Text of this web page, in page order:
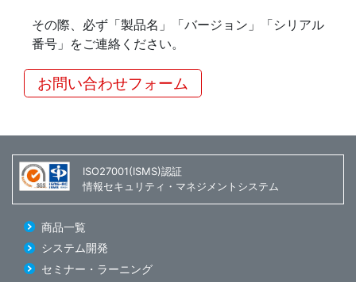
その際、必ず「製品名」「バージョン」「シリアル
番号」をご連絡ください。
お問い合わせフォーム
ISO27001(ISMS)認証
情報セキュリティ・マネジメントシステム
商品一覧
システム開発
セミナー・ラーニング